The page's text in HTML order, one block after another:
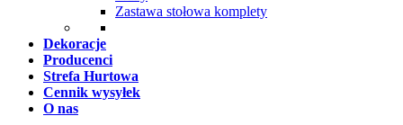
Zastawa stołowa komplety
Dekoracje
Producenci
Strefa Hurtowa
Cennik wysyłek
O nas